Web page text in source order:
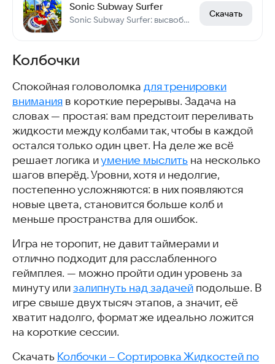
Sonic Subway Surfer
Sonic Subway Surfer: высвободите скорость звука на рельсах метро!
Скачать
Колбочки
Спокойная головоломка для тренировки
внимания в короткие перерывы. Задача на
словах — простая: вам предстоит переливать
жидкости между колбами так, чтобы в каждой
остался только один цвет. На деле же всё
решает логика иумение мыслить на несколько
шагов вперёд. Уровни, хотя и недолгие,
постепенно усложняются: в них появляются
новые цвета, становится больше колб и
меньше пространства для ошибок.
Игра не торопит, не давит таймерами и
отлично подходит для расслабленного
геймплея. — можно пройти один уровень за
минуту или залипнуть над задачей подольше. В
игре свыше двух тысяч этапов, а значит, её
хватит надолго, формат же идеально ложится
на короткие сессии.
Скачать Колбочки – Сортировка Жидкостей по